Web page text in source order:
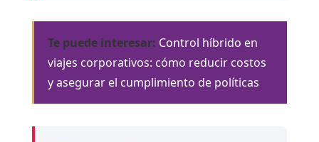
Te puede interesar: Control híbrido en
viajes corporativos: cómo reducir costos
y asegurar el cumplimiento de políticas